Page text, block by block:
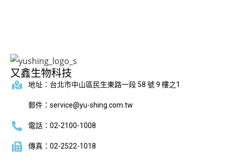
又鑫生物科技
地址：台北市中山區民生東路一段 58 號 9 樓之1
郵件：service@yu-shing.com.tw
電話：02-2100-1008
傳真：02-2522-1018